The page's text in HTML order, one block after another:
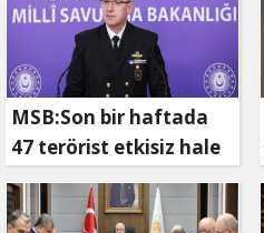
MSB:Son bir haftada
47 terörist etkisiz hale
getirildi